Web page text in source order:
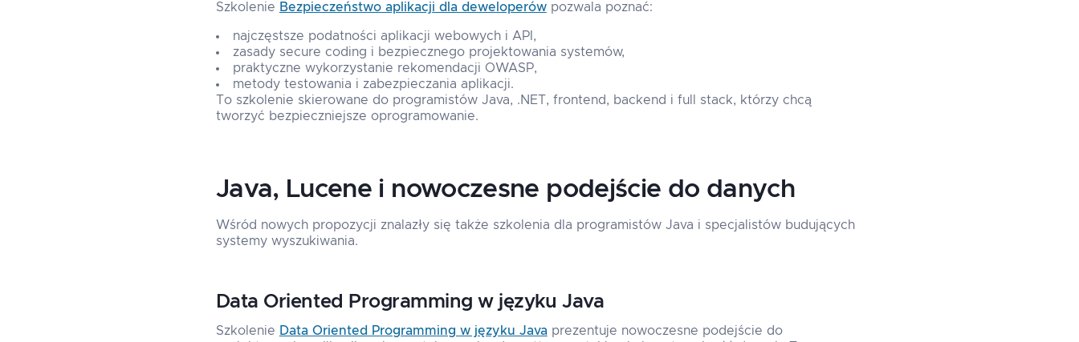
Szkolenie Bezpieczeństwo aplikacji dla deweloperówpozwala poznać:
najczęstsze podatności aplikacji webowych i API,
zasady secure coding i bezpiecznego projektowania systemów,
praktyczne wykorzystanie rekomendacji OWASP,
metody testowania i zabezpieczania aplikacji.
To szkolenie skierowane do programistów Java, .NET, frontend, backend i full stack, którzy chcą
tworzyć bezpieczniejsze oprogramowanie.
Java, Lucene i nowoczesne podejście do danych
Wśród nowych propozycji znalazły się także szkolenia dla programistów Java i specjalistów budujących
systemy wyszukiwania.
Data Oriented Programming w języku Java
Szkolenie Data Oriented Programming w języku Java prezentuje nowoczesne podejście do